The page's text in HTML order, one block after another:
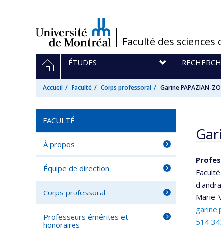
/Faculté des sciences
Navigation
principale
ACCUEIL
ÉTUDES
Accueil Faculté Corps professoral Garine PAPAZIAN-
Marie-
514
FACULTÉ
À propos
Équipe de direction
Corps professoral
Professeurs émérites et
honoraires